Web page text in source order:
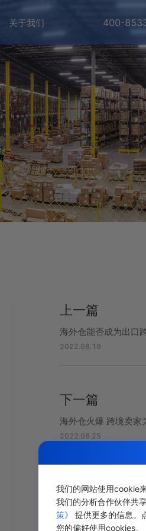
我们的网站使用cookie
我们的分析合作伙伴共
策》
提供更多的信息。
您的偏好使用cookies。
关于我们 400-
上一篇
海外仓能否成为出口
2022.08.19
下一篇
海外仓火爆 跨境卖家
2022.08.25
相关推荐